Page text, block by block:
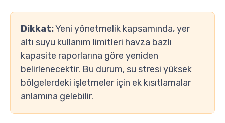
Dikkat:Yeni yönetmelik kapsamında, yer
altı suyu kullanım limitleri havza bazlı
kapasite raporlarına göre yeniden
belirlenecektir. Bu durum, su stresi yüksek
bölgelerdeki işletmeler için ek kısıtlamalar
anlamına gelebilir.